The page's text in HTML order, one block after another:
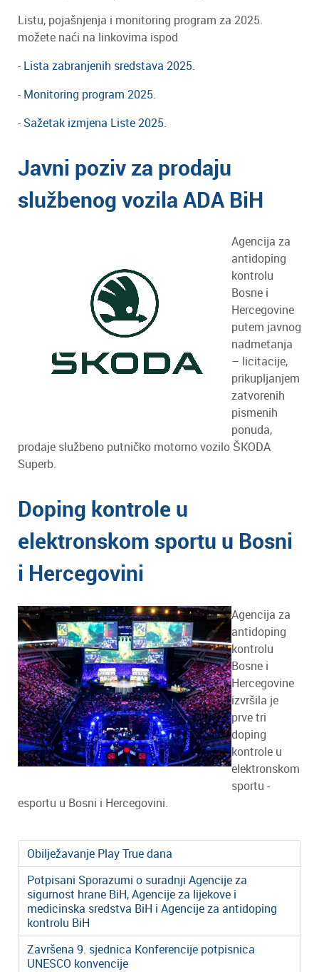
Listu, pojašnjenja i monitoring program za 2025.
možete naći na linkovima ispod
- Lista zabranjenih sredstava 2025.
- Monitoring program 2025.
- Sažetak izmjena Liste 2025.
Javni poziv za prodaju
službenog vozila ADA BiH
Agencija za
antidoping
kontrolu
Bosne i
Hercegovine
putem javnog
nadmetanja
– licitacije,
prikupljanjem
zatvorenih
pismenih
ponuda,
prodaje službeno putničko motorno vozilo ŠKODA
Superb.
Doping kontrole u
elektronskom sportu u Bosni
i Hercegovini
Agencija za
antidoping
kontrolu
Bosne i
Hercegovine
izvršila je
prve tri
doping
kontrole u
elektronskom
sportu -
esportu u Bosni i Hercegovini.
Obilježavanje Play True dana
Potpisani Sporazumi o suradnji Agencije za
sigurnost hrane BiH, Agencije za lijekove i
medicinska sredstva BiH i Agencije za antidoping
kontrolu BiH
Završena 9. sjednica Konferencije potpisnica
UNESCO konvencije